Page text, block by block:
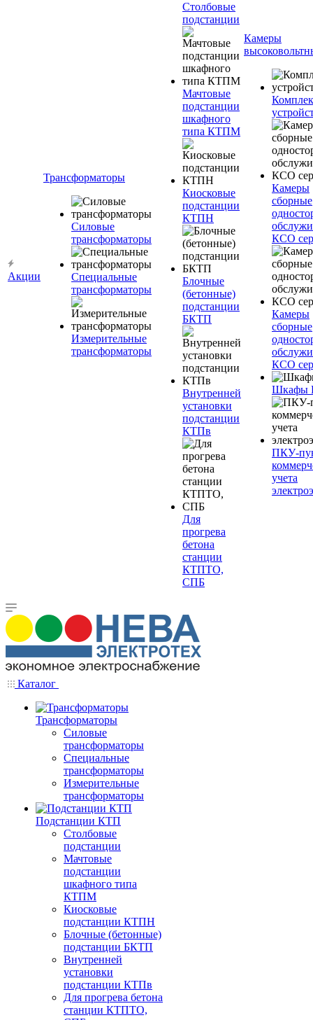
Акции
Трансформаторы
Силовые
трансформаторы
Специальные
трансформаторы
Измерительные
трансформаторы
Столбовые
подстанции
Мачтовые
подстанции
шкафного
типа КТПМ
Киосковые
подстанции
КТПН
Блочные
(бетонные)
подстанции
БКТП
Внутренней
установки
подстанции
КТПв
Для
прогрева
бетона
станции
КТПТО,
СПБ
Камеры
Камеры
сборные
КСО
Камеры
сборные
КСО
Шкафы
ПКУ-
учета
Каталог
Трансформаторы
Силовые
трансформаторы
Специальные
трансформаторы
Измерительные
трансформаторы
Подстанции КТП
Столбовые
подстанции
Мачтовые
подстанции
шкафного типа
КТПМ
Киосковые
подстанции КТПН
Блочные (бетонные)
подстанции БКТП
Внутренней
установки
подстанции КТПв
Для прогрева бетона
станции КТПТО,